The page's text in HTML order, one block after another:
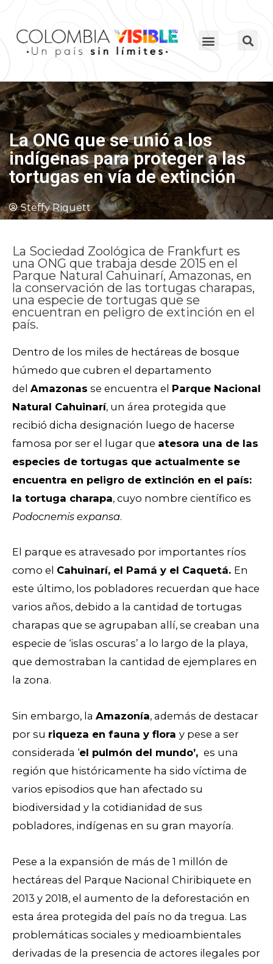
La ONG que se unió a los
indígenas para proteger a las
tortugas en vía de extinción
Steffy Riquett
La Sociedad Zoológica de Frankfurt es
una ONG que trabaja desde 2015 en el
Parque Natural Cahuinarí, Amazonas, en
la conservación de las tortugas charapas,
una especie de tortugas que se
encuentran en peligro de extinción en el
país.
Dentro de los miles de hectáreas de bosque
húmedo que cubren el departamento
del Amazonas se encuentra el Parque Nacional
Natural Cahuinarí, un área protegida que
recibió dicha designación luego de hacerse
famosa por ser el lugar que atesora una de las
especies de tortugas que actualmente se
encuentra en peligro de extinción en el país:
la tortuga charapa, cuyo nombre científico es
Podocnemis expansa.
El parque es atravesado por importantes ríos
como el Cahuinarí, el Pamá y el Caquetá. En
este último, los pobladores recuerdan que hace
varios años, debido a la cantidad de tortugas
charapas que se agrupaban allí, se creaban una
especie de ‘islas oscuras’ a lo largo de la playa,
que demostraban la cantidad de ejemplares en
la zona.
Sin embargo, la Amazonía, además de destacar
por su riqueza en fauna y flora y pese a ser
considerada ‘el pulmón del mundo’, es una
región que históricamente ha sido víctima de
varios episodios que han afectado su
biodiversidad y la cotidianidad de sus
pobladores, indígenas en su gran mayoría.
Pese a la expansión de más de 1 millón de
hectáreas del Parque Nacional Chiribiquete en
2013 y 2018, el aumento de la deforestación en
esta área protegida del país no da tregua. L as
problemáticas sociales y medioambientales
derivadas de la presencia de actores ilegales por